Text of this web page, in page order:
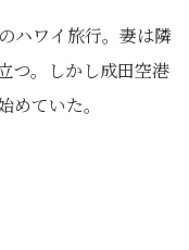
ハワイ旅行。妻は隣
つ。しかし成田空港
ていた。